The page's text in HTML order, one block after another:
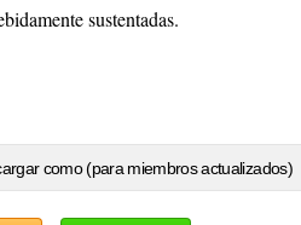
sustentadas.
como (para miembros actualizados)